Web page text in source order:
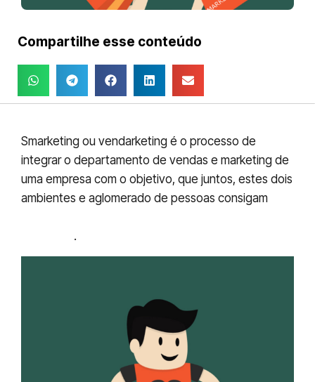
Compartilhe esse conteúdo
Smarketing ou vendarketing é o processo de
integrar o departamento de vendas e marketing de
uma empresa com o objetivo, que juntos, estes dois
ambientes e aglomerado de pessoas consigam
.